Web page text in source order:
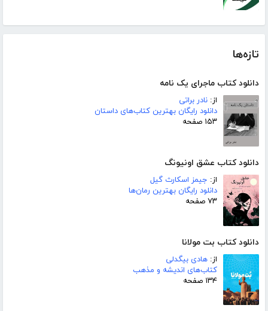
تازه‌ها
دانلود کتاب ماجرای یک نامه
از: نادر براتی
دانلود رایگان بهترین کتاب‌های داستان
۱۵۳ صفحه
دانلود کتاب عشق اونیونگ
از: جیمز اسکارث گیل
دانلود رایگان بهترین رمان‌ها
۷۳ صفحه
دانلود کتاب بت مولانا
از: هادی بیگدلی
کتاب‌های اندیشه و مذهب
۱۳۴ صفحه